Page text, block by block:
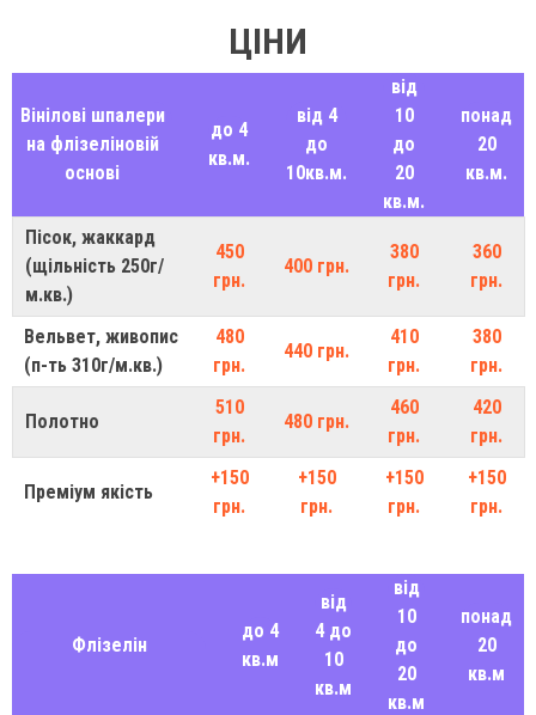
ЦІНИ
Вінілові шпалери
на флізеліновій
основі
до 4
кв.м.
від 4
до
10кв.м.
від
10
до
20
кв.м.
понад
20
кв.м.
Пісок, жаккард
(щільність 250г/
м.кв.)
450
грн.
400 грн.
380
грн.
360
грн.
Вельвет, живопис
(п-ть 310г/м.кв.)
480
грн.
440 грн.
410
грн.
380
грн.
Полотно
510
грн.
480 грн.
460
грн.
420
грн.
Преміум якість
+150
грн.
+150
грн.
+150
грн.
+150
грн.
Флізелін
до 4
кв.м
від
4 до
10
кв.м
від
10
до
20
кв.м
понад
20
кв.м